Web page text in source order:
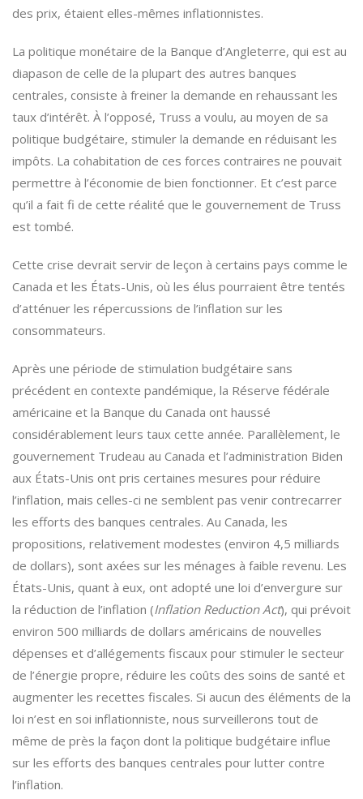
des prix, étaient elles-mêmes inflationnistes.
La politique monétaire de la Banque d’Angleterre, qui est au
diapason de celle de la plupart des autres banques
centrales, consiste à freiner la demande en rehaussant les
taux d’intérêt. À l’opposé, Truss a voulu, au moyen de sa
politique budgétaire, stimuler la demande en réduisant les
impôts. La cohabitation de ces forces contraires ne pouvait
permettre à l’économie de bien fonctionner. Et c’est parce
qu’il a fait fi de cette réalité que le gouvernement de Truss
est tombé.
Cette crise devrait servir de leçon à certains pays comme le
Canada et les États-Unis, où les élus pourraient être tentés
d’atténuer les répercussions de l’inflation sur les
consommateurs.
Après une période de stimulation budgétaire sans
précédent en contexte pandémique, la Réserve fédérale
américaine et la Banque du Canada ont haussé
considérablement leurs taux cette année. Parallèlement, le
gouvernement Trudeau au Canada et l’administration Biden
aux États-Unis ont pris certaines mesures pour réduire
l’inflation, mais celles-ci ne semblent pas venir contrecarrer
les efforts des banques centrales. Au Canada, les
propositions, relativement modestes (environ 4,5 milliards
de dollars), sont axées sur les ménages à faible revenu. Les
États-Unis, quant à eux, ont adopté une loi d’envergure sur
la réduction de l’inflation (Inflation Reduction Act), qui prévoit
environ 500 milliards de dollars américains de nouvelles
dépenses et d’allégements fiscaux pour stimuler le secteur
de l’énergie propre, réduire les coûts des soins de santé et
augmenter les recettes fiscales. Si aucun des éléments de la
loi n’est en soi inflationniste, nous surveillerons tout de
même de près la façon dont la politique budgétaire influe
sur les efforts des banques centrales pour lutter contre
l’inflation.